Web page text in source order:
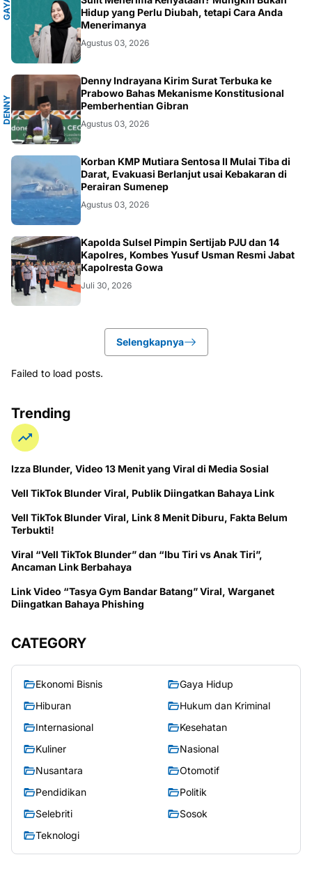
G
A
Y
A
H
I
D
U
Hidup yang Perlu Diubah, tetapi Cara Anda
Menerimanya
Agustus 03, 2026
D
E
N
N
Y
I
N
D
R
A
Y
A
NA
Denny Indrayana Kirim Surat Terbuka ke
Prabowo Bahas Mekanisme Konstitusional
Pemberhentian Gibran
Agustus 03, 2026
NUSANTARA
Korban KMP Mutiara Sentosa II Mulai Tiba di
Darat, Evakuasi Berlanjut usai Kebakaran di
Perairan Sumenep
Agustus 03, 2026
NUSANTARA
Kapolda Sulsel Pimpin Sertijab PJU dan 14
Kapolres, Kombes Yusuf Usman Resmi Jabat
Kapolresta Gowa
Juli 30, 2026
Selengkapnya
Failed to load posts.
Trending
Izza Blunder, Video 13 Menit yang Viral di Media Sosial
Vell TikTok Blunder Viral, Publik Diingatkan Bahaya Link
Vell TikTok Blunder Viral, Link 8 Menit Diburu, Fakta Belum
Terbukti!
Viral “Vell TikTok Blunder” dan “Ibu Tiri vs Anak Tiri”,
Ancaman Link Berbahaya
Link Video “Tasya Gym Bandar Batang” Viral, Warganet
Diingatkan Bahaya Phishing
CATEGORY
Ekonomi Bisnis
Gaya Hidup
Hiburan
Hukum dan Kriminal
Internasional
Kesehatan
Kuliner
Nasional
Nusantara
Otomotif
Pendidikan
Politik
Selebriti
Sosok
Teknologi